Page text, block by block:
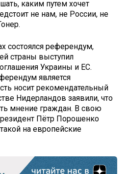
каким путем хочет
не нам, не России, не
состоялся референдум,
страны выступил
Украины и ЕС.
является
носит рекомендательный
Нидерландов заявили, что
мнение граждан. В свою
Пётр Порошенко
на европейские